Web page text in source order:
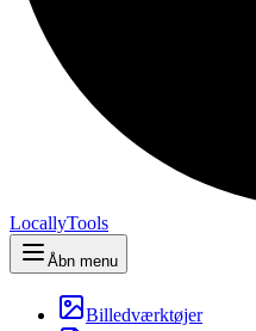
LocallyTools
Åbn menu
Billedværktøjer